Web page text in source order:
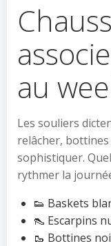
au
Les souliers
relâcher,
sophistiquer.
rythmer la
👟 Baskets
👠 Escarpins
🥾 Bottines